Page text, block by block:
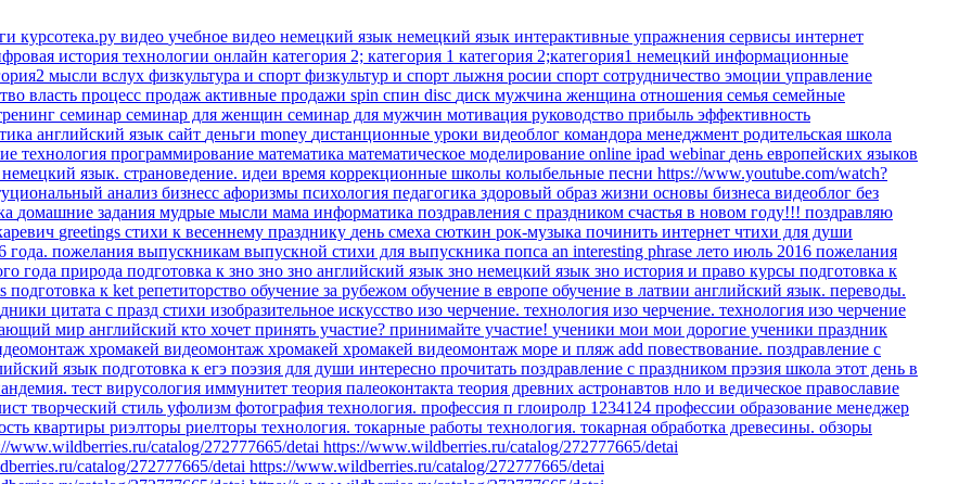
курсотека.ру видео учебное видео немецкий язык немецкий язык интерактивные упражнения сервисы интернет
история технологии онлайн категория 2; категория 1 категория 2;категория1 немецкий информационные
мысли вслух физкультура и спорт физкультур и спорт лыжня росии спорт сотрудничество эмоции управление
власть процесс продаж активные продажи spin спин disc диск мужчина женщина отношения семья семейные
семинар семинар для женщин семинар для мужчин мотивация руководство прибыль эффективность
английский язык сайт деньги money дистанционные уроки видеоблог командора менеджмент родительская школа
технология программирование математика математическое моделирование online ipad webinar день европейских языков
немецкий язык. страноведение. идеи время коррекционные школы колыбельные песни https://www.youtube.com/watch?
анализ бизнесс афоризмы психология педагогика здоровый образ жизни основы бизнеса видеоблог без
домашние задания мудрые мысли мама информатика поздравления с праздником счастья в новом году!!! поздравляю
greetings стихи к весеннему празднику день смеха сюткин рок-музыка починить интернет чтихи для души
года. пожелания выпускникам выпускной стихи для выпускника попса an interesting phrase лето июль 2016 пожелания
года природа подготовка к зно зно зно английский язык зно немецкий язык зно история и право курсы подготовка к
подготовка к ket репетиторство обучение за рубежом обучение в европе обучение в латвии английский язык. переводы.
цитата с празд стихи изобразительное искусство изо черчение. технология изо черчение. технология изо черчение
мир английский кто хочет принять участие? принимайте участие! ученики мои мои дорогие ученики праздник
хромакей видеомонтаж хромакей хромакей видеомонтаж море и пляж add повествование. поздравление с
язык подготовка к егэ поэзия для души интересно прочитать поздравление с праздником прэзия школа этот день в
тест вирусология иммунитет теория палеоконтакта теория древних астронавтов нло и ведическое православие
творческий стиль уфолизм фотография технология. профессия п глоиролр 1234124 профессии образование менеджер
квартиры риэлторы риелторы технология. токарные работы технология. токарная обработка древесины. обзоры
www.wildberries.ru/catalog/272777665/detai https://www.wildberries.ru/catalog/272777665/detai
catalog/272777665/detai https://www.wildberries.ru/catalog/272777665/detai